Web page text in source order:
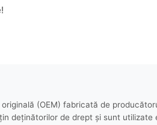
(OEM) fabricată de
deținătorilor de drept și sunt